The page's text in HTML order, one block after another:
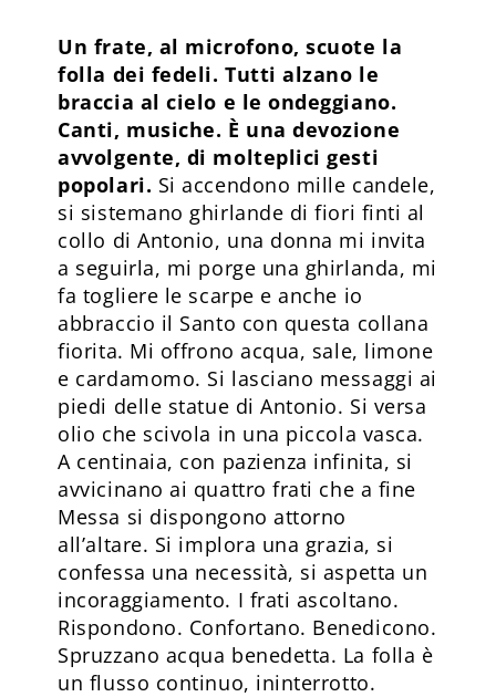
Un frate, al microfono, scuote la
folla dei fedeli. Tutti alzano le
braccia al cielo e le ondeggiano.
Canti, musiche. È una devozione
avvolgente, di molteplici gesti
popolari. Si accendono mille candele,
si sistemano ghirlande di fiori finti al
collo di Antonio, una donna mi invita
a seguirla, mi porge una ghirlanda, mi
fa togliere le scarpe e anche io
abbraccio il Santo con questa collana
fiorita. Mi offrono acqua, sale, limone
e cardamomo. Si lasciano messaggi ai
piedi delle statue di Antonio. Si versa
olio che scivola in una piccola vasca.
A centinaia, con pazienza infinita, si
avvicinano ai quattro frati che a fine
Messa si dispongono attorno
all’altare. Si implora una grazia, si
confessa una necessità, si aspetta un
incoraggiamento. I frati ascoltano.
Rispondono. Confortano. Benedicono.
Spruzzano acqua benedetta. La folla è
un flusso continuo, ininterrotto.